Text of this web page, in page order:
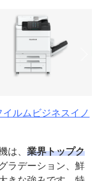
ルムビジネスイノ
は、 業界トップク
ラデーション、鮮